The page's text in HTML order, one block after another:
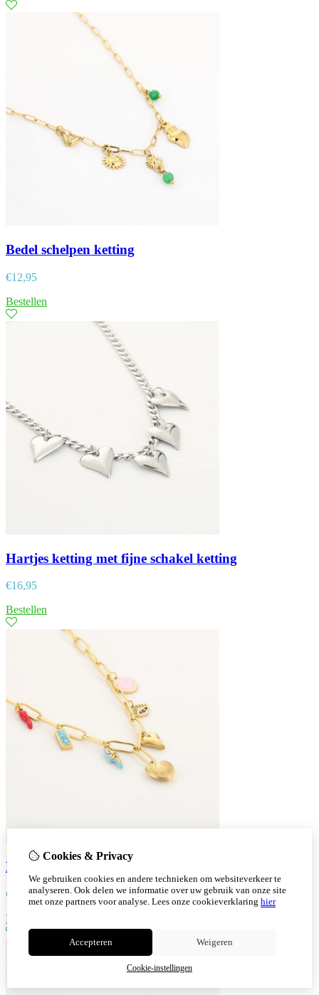
Bedel schelpen ketting
€12,95
Bestellen
Hartjes ketting met fijne schakel ketting
€16,95
Bestellen
Bedels ketting smiley
€
14,95
Bestellen
Cookies & Privacy
We gebruiken cookies en andere technieken om websiteverkeer te
analyseren. Ook delen we informatie over uw gebruik van onze site
met onze partners voor analyse. Lees onze cookieverklaring hier
Accepteren Weigeren
Cookie-instellingen